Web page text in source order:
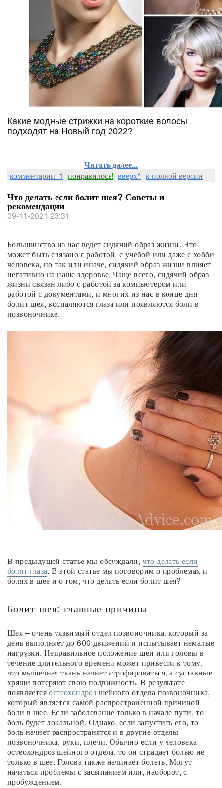
Какие модные стрижки на короткие волосы
подходят на Новый год 2022?
Читать далее...
комментарии: 1 понравилось! вверх^ к полной версии
Что делать если болит шея? Советы и
рекомендации
09-11-2021 23:31
Большинство из нас ведет сидячий образ жизни. Это
может быть связано с работой, с учебой или даже с хобби
человека, но так или иначе, сидячий образ жизни влияет
негативно на наше здоровье. Чаще всего, сидячий образ
жизни связан либо с работой за компьютером или
работой с документами, и многих из нас в конце дня
болит шея, воспаляются глаза или появляются боли в
позвоночнике.
В предыдущей статье мы обсуждали, что делать если
болят глаза. В этой статье мы поговорим о проблемах и
болях в шее и о том, что делать если болит шея?
Болит шея: главные причины
Шея – очень уязвимый отдел позвоночника, который за
день выполняет до 600 движений и испытывает немалые
нагрузки. Неправильное положение шеи или головы в
течение длительного времени может привести к тому,
что мышечная ткань начнет атрофироваться, а суставные
хрящи потеряют свою подвижность. В результате
появляетсяостеохондроз шейного отдела позвоночника,
который является самой распространенной причиной
боли в шее. Если заболевание только в начале пути, то
боль будет локальной. Однако, если запустить его, то
боль начнет распространятся и в другие отделы
позвоночника, руки, плечи. Обычно если у человека
остеохондроз шейного отдела, то он страдает болью не
только в шее. Голова также начинает болеть. Могут
начаться проблемы с засыпанием или, наоборот, с
пробуждением.